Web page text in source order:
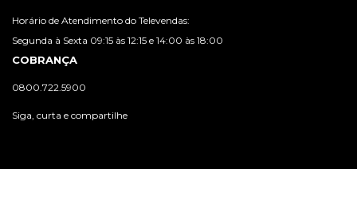
Horário de Atendimento do Televendas:
Segunda à Sexta 09:15 às 12:15 e 14:00 às 18:00
COBRANÇA
0800.722.5900
Siga, curta e compartilhe